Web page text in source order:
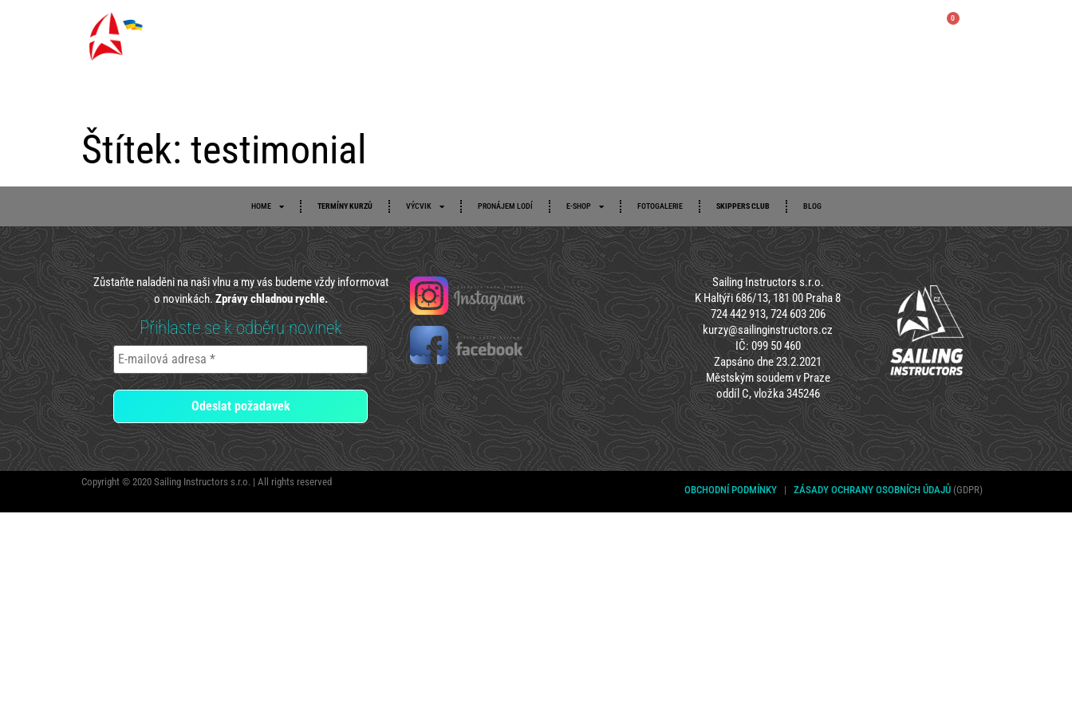
0
Štítek: testimonial
HOME TERMÍNY KURZŮ VÝCVIK PRONÁJEM LODÍ E-SHOP FOTOGALERIE SKIPPERS CLUB BLOG
Zůstaňte naladěni na naši vlnu a my vás budeme vždy informovat
o novinkách.Zprávy chladnou rychle.
Přihlaste se k odběru novinek
Sailing Instructors s.r.o.
K Haltýři 686/13, 181 00 Praha 8
724 442 913, 724 603 206
kurzy@sailinginstructors.cz
IČ: 099 50 460
Zapsáno dne 23.2.2021
Městským soudem v Praze
oddíl C, vložka 345246
Copyright © 2020 Sailing Instructors s.r.o. | All rights reserved
OBCHODNÍ PODMÍNKY | ZÁSADY OCHRANY OSOBNÍCH ÚDAJŮ (GDPR)